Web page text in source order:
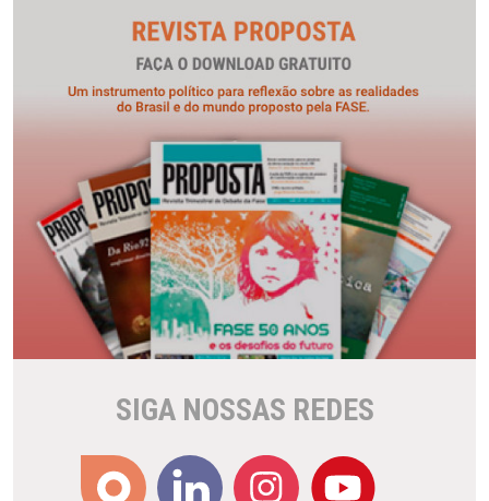
SIGA NOSSAS REDES